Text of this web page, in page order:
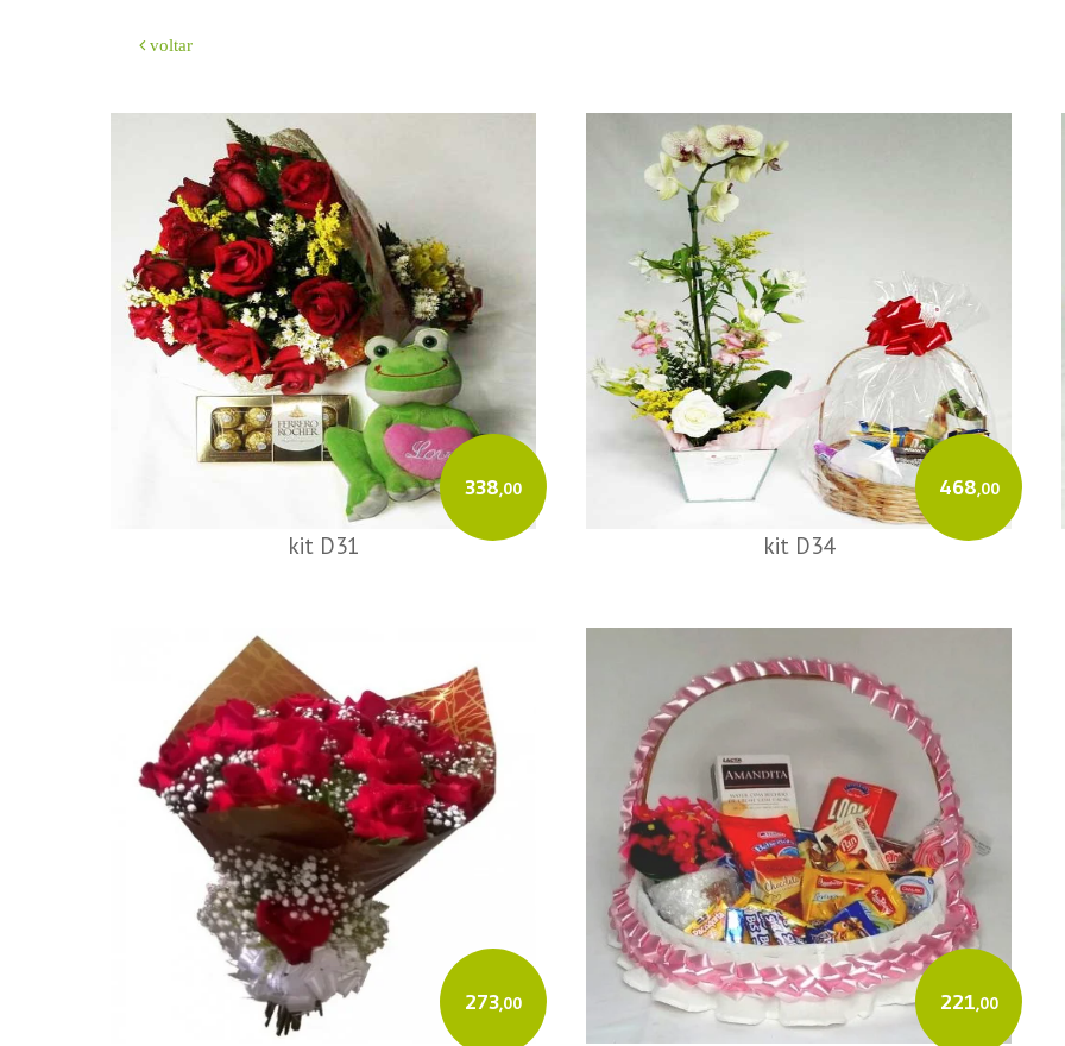
voltar
338,00
kit D31
468,00
kit D34
273,00 221,00